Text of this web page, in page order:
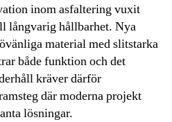
inom asfaltering vuxit
långvarig hållbarhet. Nya
material med slitstarka
både funktion och det
kräver därför
där moderna projekt
lösningar.